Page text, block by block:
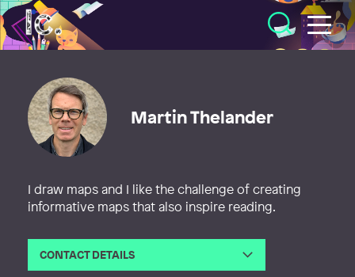
Illustratörcentrum
Martin Thelander
I draw maps and I like the challenge of creating
informative maps that also inspire reading.
CONTACT DETAILS